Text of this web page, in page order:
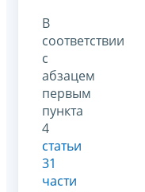
В
соответствии
с
абзацем
первым
пункта
4
статьи
31
части